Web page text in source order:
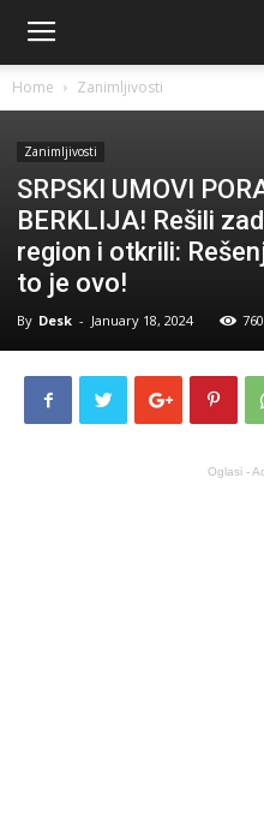
Home Zanimljivosti
Zanimljivosti
SRPSKI UMOVI
BERKLIJA! Rešili
region i otkrili:
to je ovo!
By Desk - January 18, 2024 760
Oglasi -